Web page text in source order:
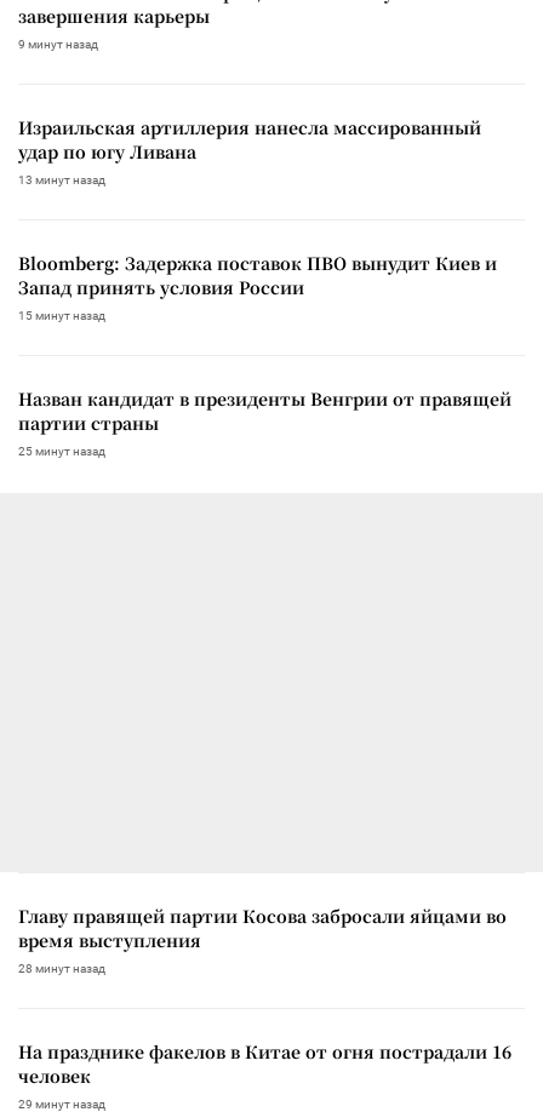
завершения карьеры
9 минут назад
Израильская артиллерия нанесла массированный
удар по югу Ливана
13 минут назад
Bloomberg: Задержка поставок ПВО вынудит Киев и
Запад принять условия России
15 минут назад
Назван кандидат в президенты Венгрии от правящей
партии страны
25 минут назад
Главу правящей партии Косова забросали яйцами во
время выступления
28 минут назад
На празднике факелов в Китае от огня пострадали 16
человек
29 минут назад